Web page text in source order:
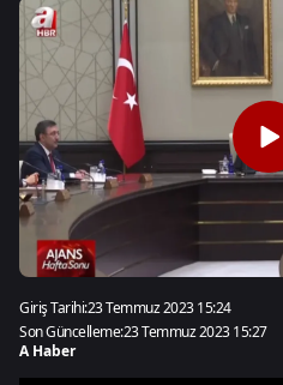
Giriş Tarihi:23 Temmuz 2023 15:24
Son Güncelleme:23 Temmuz 2023 15:27
A Haber